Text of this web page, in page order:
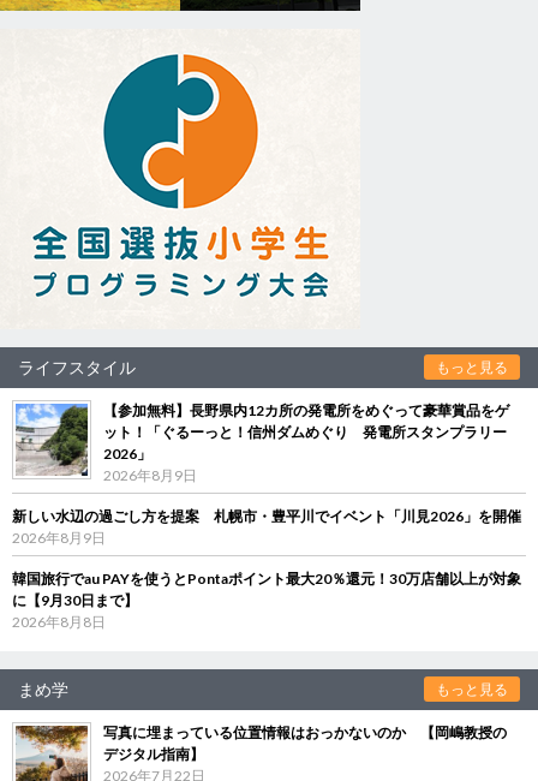
ライフスタイル もっと見る
【参加無料】長野県内12カ所の発電所をめぐって豪華賞品をゲ
ット！「ぐるーっと！信州ダムめぐり 発電所スタンプラリー
2026」
2026年8月9日
新しい水辺の過ごし方を提案 札幌市・豊平川でイベント「川見2026」を開催
2026年8月9日
韓国旅行でau PAYを使うとPontaポイント最大20％還元！30万店舗以上が対象
に【9月30日まで】
2026年8月8日
まめ学 もっと見る
写真に埋まっている位置情報はおっかないのか 【岡嶋教授の
デジタル指南】
2026年7月22日